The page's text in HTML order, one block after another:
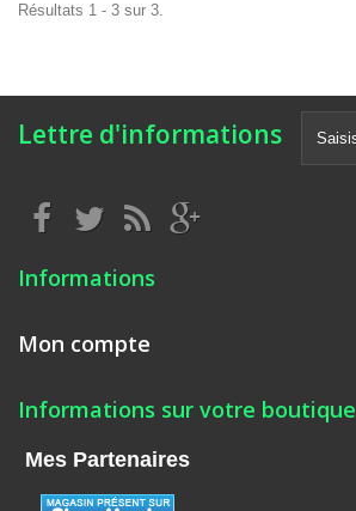
Résultats 1 - 3 sur 3.
Lettre d'informations
Informations
Mon compte
Informations sur votre boutique
Mes Partenaires